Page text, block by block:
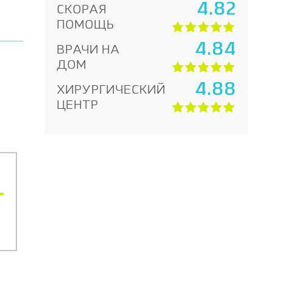
СКОРАЯ
ПОМОЩЬ
4.82
ВРАЧИ НА
ДОМ
4.84
ХИРУРГИЧЕСКИЙ
ЦЕНТР
4.88